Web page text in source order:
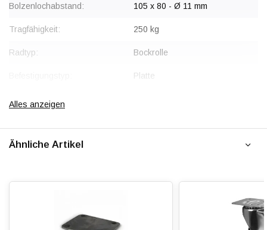
Bolzenlochabstand: 105 x 80 - Ø 11 mm
Tragfähigkeit: 250 kg
Radtyp: Bockrolle
Platte
Gabel:
Lauffläche:
Glatte, ebene Industrieböden
Alles anzeigen
Ähnliche Artikel